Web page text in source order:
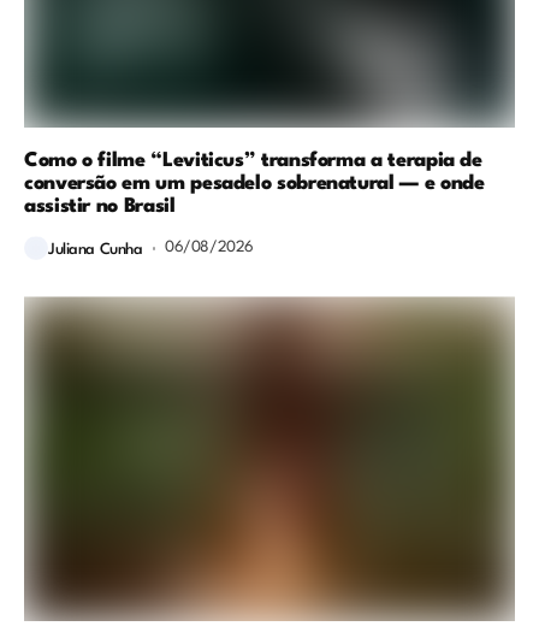
Como o filme “Leviticus” transforma a terapia de
conversão em um pesadelo sobrenatural — e onde
assistir no Brasil
Juliana Cunha 06/08/2026